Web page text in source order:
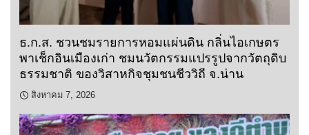
ธ.ก.ส. ชวนชมรายการหอมแผ่นดิน กลิ่นไอเกษตร
พาเช็กอินเมืองเก่า ชมนวัตกรรมแปรรูปจากวัตถุดิบ
ธรรมชาติ ของวิสาหกิจชุมชนชีววิถี จ.น่าน
สิงหาคม 7, 2026